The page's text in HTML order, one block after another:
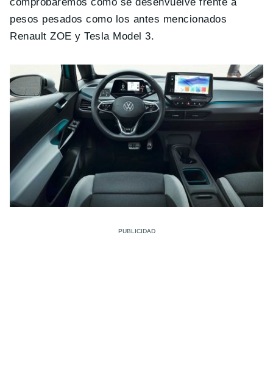
pesos pesados como los antes mencionados
Renault ZOE y Tesla Model 3.